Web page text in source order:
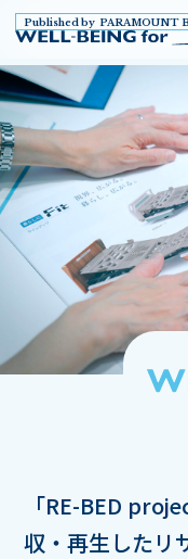
Published by PARAMOUNT
「RE-BED
収・再生したリ